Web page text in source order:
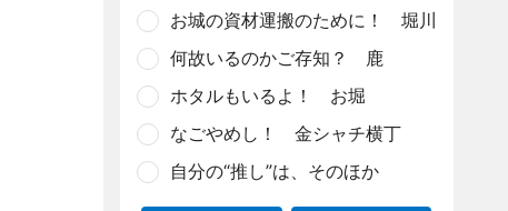
お城の資材運搬のために！ 堀川
何故いるのかご存知？ 鹿
ホタルもいるよ！ お堀
なごやめし！ 金シャチ横丁
自分の“推し”は、そのほか